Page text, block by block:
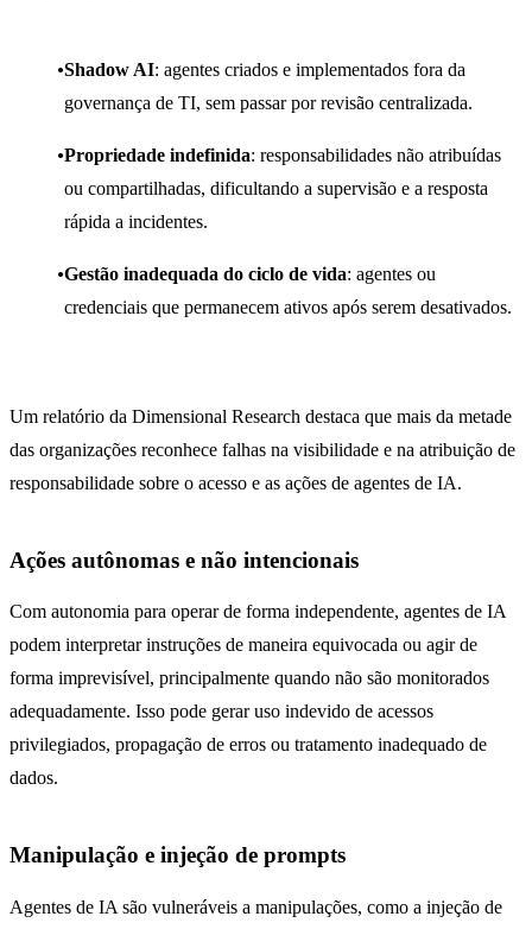
Shadow AI: agentes criados e implementados fora da
governança de TI, sem passar por revisão centralizada.
Propriedade indefinida: responsabilidades não atribuídas
ou compartilhadas, dificultando a supervisão e a resposta
rápida a incidentes.
Gestão inadequada do ciclo de vida: agentes ou
credenciais que permanecem ativos após serem desativados.
Um relatório da Dimensional Research destaca que mais da metade
das organizações reconhece falhas na visibilidade e na atribuição de
responsabilidade sobre o acesso e as ações de agentes de IA.
Ações autônomas e não intencionais
Com autonomia para operar de forma independente, agentes de IA
podem interpretar instruções de maneira equivocada ou agir de
forma imprevisível, principalmente quando não são monitorados
adequadamente. Isso pode gerar uso indevido de acessos
privilegiados, propagação de erros ou tratamento inadequado de
dados.
Manipulação e injeção de prompts
Agentes de IA são vulneráveis a manipulações, como a injeção de